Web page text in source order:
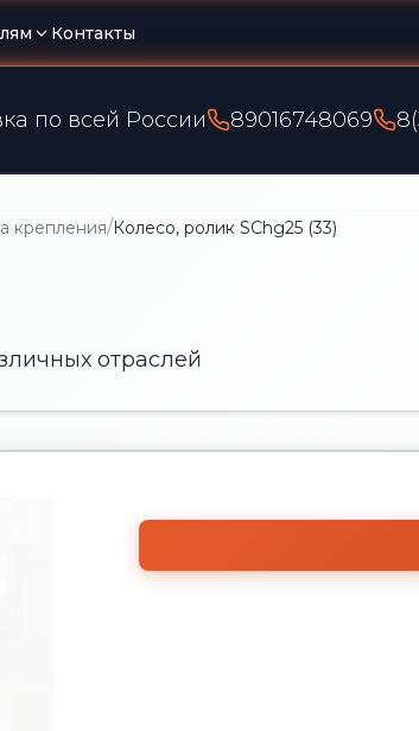
Контакты
по всей России 89016748069
крепления/Колесо, ролик SChg25 (33)
отраслей